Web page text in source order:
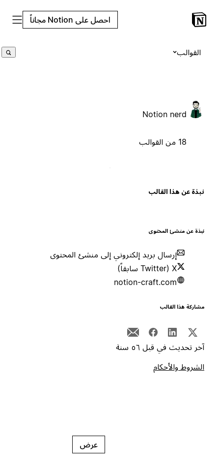
احصل على Notion مجاناً
القوالب
Notion nerd
عن هذا القالب
عن منشئ المحتوى
إرسال بريد إلكتروني إلى منشئ المحتوى
notion-craft.com
هذا القالب
تحديث في قبل ٥٦ سنة
والأحكام
عرض